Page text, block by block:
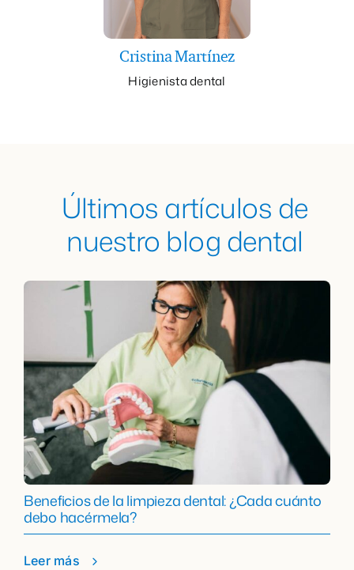
Cristina Martínez
Higienista dental
Últimos artículos de
nuestro blog dental
Beneficios de la limpieza dental: ¿Cada cuánto
debo hacérmela?
Leer más